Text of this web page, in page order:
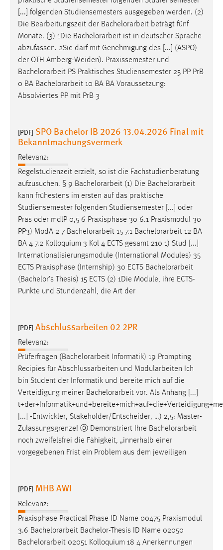
[...] folgenden Studiensemesters ausgegeben werden. (2)
Die Bearbeitungszeit der Bachelorarbeit beträgt fünf
Monate. (3) 1Die Bachelorarbeit ist in deutscher Sprache
abzufassen. 2Sie darf mit Genehmigung des [...] (ASPO)
der OTH Amberg-Weiden). Praxissemester und
Bachelorarbeit PS Praktisches Studiensemester 25 PP PrB
0 BA Bachelorarbeit 10 BA BA Voraussetzung:
Absolviertes PP mit PrB 3
[PDF] SPO Bachelor IB 2026 13.04.2026 Final mit
Bekanntmachungsvermerk
Relevanz:
Regelstudienzeit erzielt, so ist die Fachstudienberatung
aufzusuchen. § 9 Bachelorarbeit (1) Die Bachelorarbeit
kann frühestens im ersten auf das praktische
Studiensemester folgenden Studiensemester [...] oder
Präs oder mdlP 0,5 6 Praxisphase 30 6.1 Praxismodul 30
PP3) ModA 2 7 Bachelorarbeit 15 7.1 Bachelorarbeit 12 BA
BA 4 7.2 Kolloquium 3 Kol 4 ECTS gesamt 210 1) Stud [...]
Internationalisierungsmodule (International Modules) 35
ECTS Praxisphase (Internship) 30 ECTS Bachelorarbeit
(Bachelor’s Thesis) 15 ECTS (2) 1Die Module, ihre ECTS-
Punkte und Stundenzahl, die Art der
[PDF] Abschlussarbeiten 02 2PR
Relevanz:
Prüferfragen (Bachelorarbeit Informatik) 19 Prompting
Recipies für Abschlussarbeiten und Modularbeiten Ich
bin Student der Informatik und bereite mich auf die
Verteidigung meiner Bachelorarbeit vor. Als Anhang [...]
[...] -Entwickler, Stakeholder/Entscheider, …) 2,5: Master-
Zulassungsgrenze! ⓪ Demonstriert Ihre Bachelorarbeit
noch zweifelsfrei die Fähigkeit, „innerhalb einer
vorgegebenen Frist ein Problem aus dem jeweiligen
[PDF] MHB AWI
Relevanz:
Praxisphase Practical Phase ID Name 00475 Praxismodul
3.6 Bachelorarbeit Bachelor-Thesis ID Name 02050
Bachelorarbeit 02051 Kolloquium 18 4 Anerkennungen